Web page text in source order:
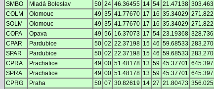
SMBO
Mladá Boleslav 50 24 46.36455 14 54 21.47138 303.463
COLM
Olomouc 49 35 41.77670 17 16 35.34029 271.822
SOLM
Olomouc 49 35 41.77670 17 16 35.34029 271.822
COPA
Opava 49 56 16.37073 17 54 23.19368 328.736
CPAR
Pardubice 50 02 22.37198 15 46 59.68533 283.270
SPAR
Pardubice 50 02 22.37198 15 46 59.68533 283.270
CPRA
Prachatice 49 00 51.48178 13 59 45.37701 645.397
SPRA
Prachatice 49 00 51.48178 13 59 45.37701 645.397
CPRG
Praha 50 07 30.82619 14 27 21.80473 356.025